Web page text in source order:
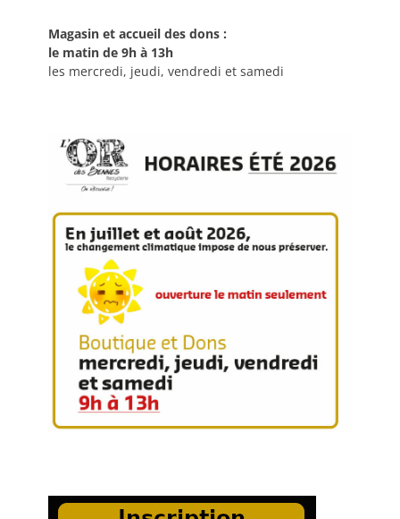
Magasin et accueil des dons :
le matin de 9h à 13h
les mercredi, jeudi, vendredi et samedi